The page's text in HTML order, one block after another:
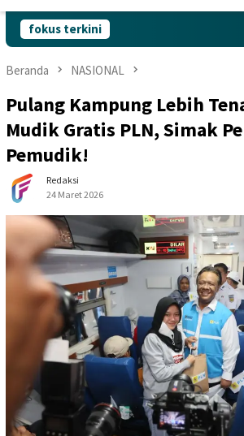
fokus terkini
Beranda NASIONAL
Pulang Kampung Lebih
Mudik Gratis PLN, Simak
Pemudik!
Redaksi
24 Maret 2026